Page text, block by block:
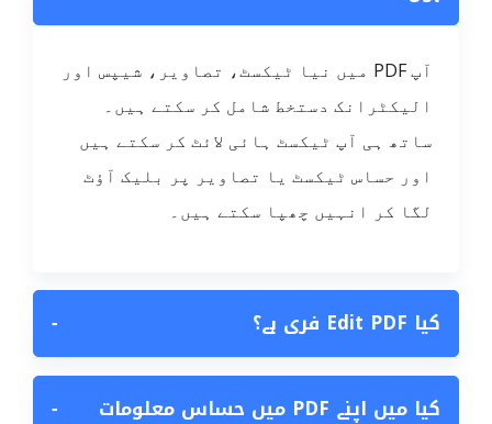
آپ PDF میں نیا ٹیکسٹ، تصاویر، شیپس اور
الیکٹرانک دستخط شامل کر سکتے ہیں۔
ساتھ ہی آپ ٹیکسٹ ہائی لائٹ کر سکتے ہیں
اور حساس ٹیکسٹ یا تصاویر پر بلیک آؤٹ
لگا کر انہیں چھپا سکتے ہیں۔
کیا Edit PDF فری ہے؟ −
کیا میں اپنے PDF میں حساس معلومات
−